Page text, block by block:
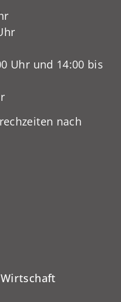
Uhr und 14:00 bis
nach